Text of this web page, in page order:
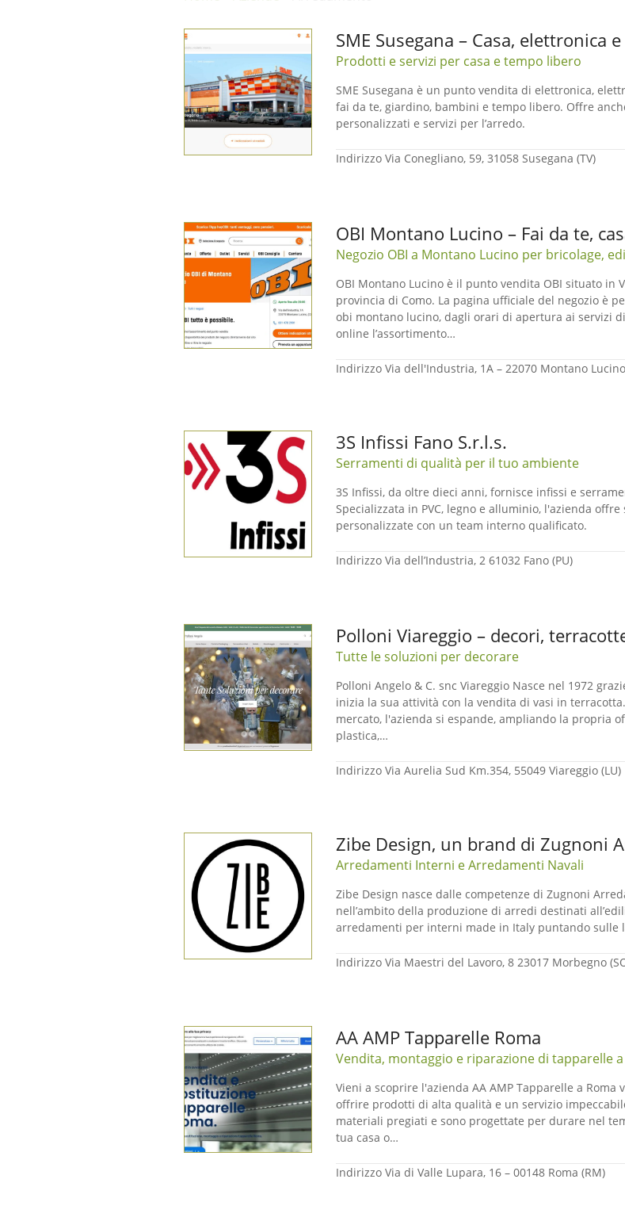
SME Susegana – Casa, elettronica
Prodotti e servizi per casa e tempo libero
SME Susegana è un punto vendita di elettronica,
fai da te, giardino, bambini e tempo libero. Offre
personalizzati e servizi per l’arredo.
Indirizzo Via Conegliano, 59, 31058 Susegana (TV)
OBI Montano Lucino – Fai da te,
Negozio OBI a Montano Lucino per bricolage,
OBI Montano Lucino è il punto vendita OBI situato in
provincia di Como. La pagina ufficiale del negozio è
obi montano lucino, dagli orari di apertura ai servizi
online l’assortimento…
Indirizzo Via dell'Industria, 1A – 22070 Montano
3S Infissi Fano S.r.l.s.
Serramenti di qualità per il tuo ambiente
3S Infissi, da oltre dieci anni, fornisce infissi e
Specializzata in PVC, legno e alluminio, l'azienda
personalizzate con un team interno qualificato.
Indirizzo Via dell’Industria, 2 61032 Fano (PU)
Polloni Viareggio – decori,
Tutte le soluzioni per decorare
Polloni Angelo & C. snc Viareggio Nasce nel 1972
inizia la sua attività con la vendita di vasi in
mercato, l'azienda si espande, ampliando la propria
plastica,…
Indirizzo Via Aurelia Sud Km.354, 55049 Viareggio (LU)
Zibe Design, un brand di Zugnoni
Arredamenti Interni e Arredamenti Navali
Zibe Design nasce dalle competenze di Zugnoni
nell’ambito della produzione di arredi destinati
arredamenti per interni made in Italy puntando sulle
Indirizzo Via Maestri del Lavoro, 8 23017 Morbegno
AA AMP Tapparelle Roma
Vendita, montaggio e riparazione di tapparelle a
Vieni a scoprire l'azienda AA AMP Tapparelle a
offrire prodotti di alta qualità e un servizio
materiali pregiati e sono progettate per durare nel
tua casa o…
Indirizzo Via di Valle Lupara, 16 – 00148 Roma (RM)